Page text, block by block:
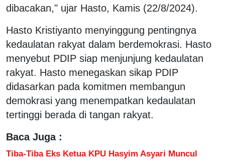
dibacakan," ujar Hasto, Kamis (22/8/2024).
Hasto Kristiyanto menyinggung pentingnya
kedaulatan rakyat dalam berdemokrasi. Hasto
menyebut PDIP siap menjunjung kedaulatan
rakyat. Hasto menegaskan sikap PDIP
didasarkan pada komitmen membangun
demokrasi yang menempatkan kedaulatan
tertinggi berada di tangan rakyat.
Baca Juga :
Tiba-Tiba Eks Ketua KPU Hasyim Asyari Muncul